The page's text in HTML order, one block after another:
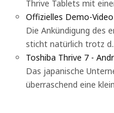
Thrive Tablets mit
Offizielles Demo-
Die Ankündigung des
sticht natürlich trotz
Toshiba Thrive 7 -
Das japanische
überraschend eine